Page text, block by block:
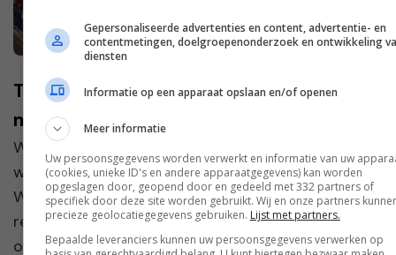
Tips voor als je geen wasverzachter
meer wilt gebruiken
Wasverzachter. Ik ben er dol op! Mijn wasgoed
wordt er lekker zacht van en gaat heerlijk ruiken.
Wel varieer ik de soorten wasverzachters
regelmatig, zodat je het geurtje dat je gebruikt
ook steeds we...
Gepersonaliseerde advertenties en content, advertentie- en
contentmetingen, doelgroepenonderzoek en ontwikkeling
diensten
Informatie op een apparaat opslaan en/of openen
Meer informatie
Uw persoonsgegevens worden verwerkt en informatie van uw
(cookies, unieke ID's en andere apparaatgegevens) kan worden
opgeslagen door, geopend door en gedeeld met 332 partners of
specifiek door deze site worden gebruikt. Wij en onze partners
precieze geolocatiegegevens gebruiken. Lijst met partners.
Bepaalde leveranciers kunnen uw persoonsgegevens verwerken op